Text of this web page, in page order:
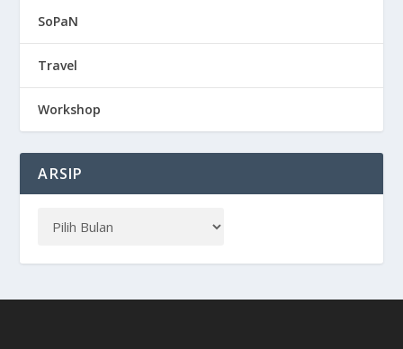
SoPaN
Travel
Workshop
ARSIP